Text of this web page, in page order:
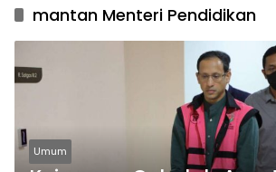
mantan Menteri Pendidikan
Umum